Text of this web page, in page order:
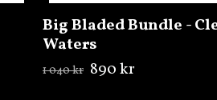
Big Bladed Bundle -
Waters
1 040 kr 890 kr